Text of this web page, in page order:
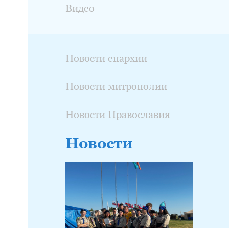
Видео
Новости епархии
Новости митрополии
Новости Православия
Новости